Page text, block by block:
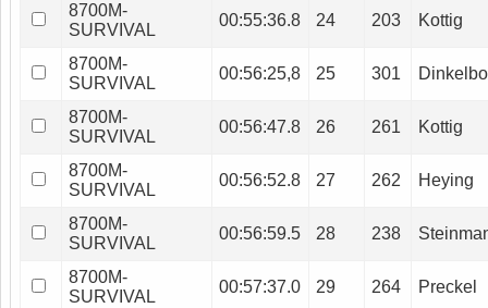
8700M-
SURVIVAL
00:55:36.8 24 203 Kottig
8700M-
SURVIVAL
00:56:25,8 25 301
8700M-
SURVIVAL
00:56:47.8 26 261 Kottig
8700M-
SURVIVAL
00:56:52.8 27 262 Heying
8700M-
SURVIVAL
00:56:59.5 28 238
8700M-
SURVIVAL
00:57:37.0 29 264 Preckel